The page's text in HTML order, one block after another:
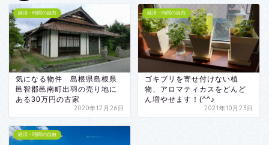
経済・時間の自由
気になる物件 島根県島根県
邑智郡邑南町出羽の売り地に
ある30万円の古家
2020年12月26日
経済・時間の自由
ゴキブリを寄せ付けない植
物、アロマティカスをどんど
ん増やせます！(^^♪
2021年10月23日
経済・時間の自由